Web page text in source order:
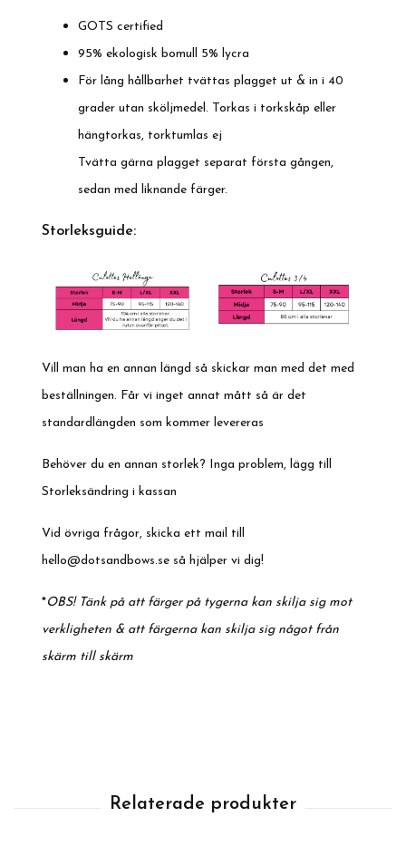
GOTS certified
95% ekologisk bomull 5% lycra
För lång hållbarhet tvättas plagget ut & in i 40
grader utan sköljmedel. Torkas i torkskåp eller
hängtorkas, torktumlas ej
Tvätta gärna plagget separat första gången,
sedan med liknande färger.
Storleksguide:
Vill man ha en annan längd så skickar man med det med
beställningen. Får vi inget annat mått så är det
standardlängden som kommer levereras
Behöver du en annan storlek? Inga problem, lägg till
Storleksändring i kassan
Vid övriga frågor, skicka ett mail till
hello@dotsandbows.se så hjälper vi dig!
*OBS! Tänk på att färger på tygerna kan skilja sig mot
verkligheten & att färgerna kan skilja sig något från
skärm till skärm